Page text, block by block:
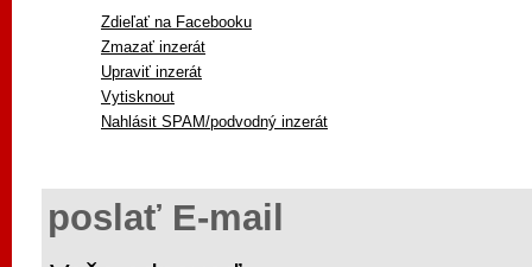
Zdieľať na Facebooku
Zmazať inzerát
Upraviť inzerát
Vytisknout
Nahlásit SPAM/podvodný inzerát
poslať E-mail